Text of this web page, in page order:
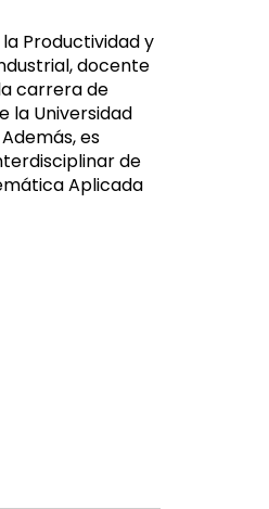
Productividad y
docente
carrera de
la Universidad
es
de
Aplicada